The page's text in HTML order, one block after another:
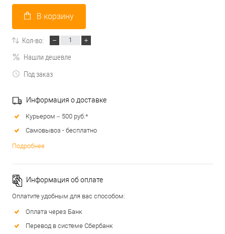
В корзину
Кол-во:
Нашли дешевле
Под заказ
Информация о доставке
Курьером – 500 руб.*
Самовывоз - бесплатно
Подробнее
Информация об оплате
Оплатите удобным для вас способом:
Оплата через Банк
Перевод в системе Сбербанк